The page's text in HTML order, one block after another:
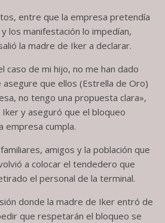
entre que la empresa pretendía
los manifestación lo impedían,
la madre de Iker a declarar.
caso de mi hijo, no me han dado
que ellos (Estrella de Oro)
no tengo una propuesta clara»,
y aseguró que el bloqueo
empresa cumpla.
amigos y la población que
a colocar el tendedero que
el personal de la terminal.
donde la madre de Iker entró de
que respetarán el bloqueo se